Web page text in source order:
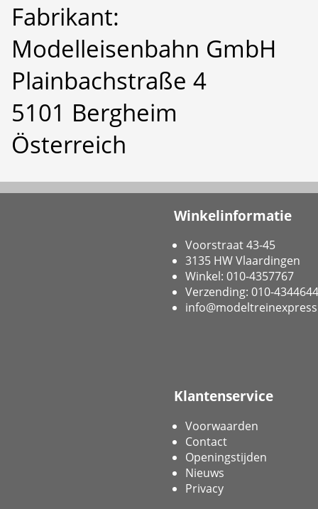
Fabrikant:
Modelleisenbahn GmbH
Plainbachstraße 4
5101 Bergheim
Österreich
Winkelinformatie
Voorstraat 43-45
3135 HW Vlaardingen
Winkel: 010-4357767
Verzending: 010-4344644
Klantenservice
Voorwaarden
Contact
Openingstijden
Nieuws
Privacy